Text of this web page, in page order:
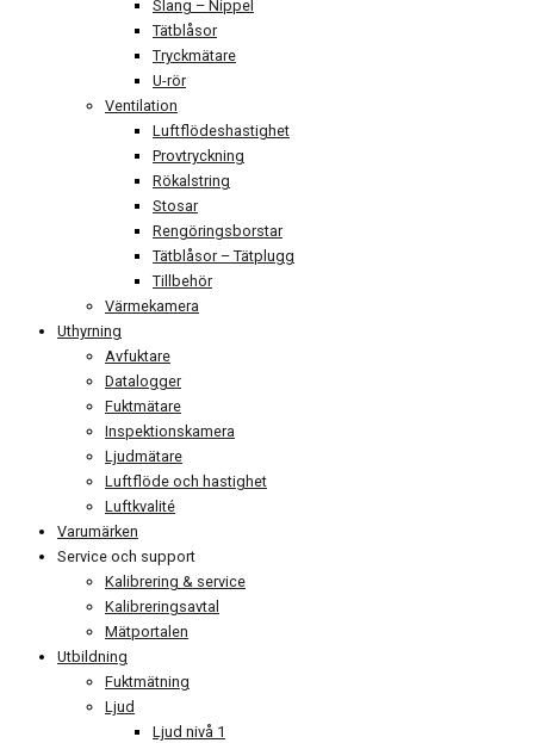
Slang – Nippel
Tätblåsor
Tryckmätare
U-rör
Ventilation
Luftflödeshastighet
Provtryckning
Rökalstring
Stosar
Rengöringsborstar
Tätblåsor – Tätplugg
Tillbehör
Värmekamera
Uthyrning
Avfuktare
Datalogger
Fuktmätare
Inspektionskamera
Ljudmätare
Luftflöde och hastighet
Luftkvalité
Varumärken
Service och support
Kalibrering & service
Kalibreringsavtal
Mätportalen
Utbildning
Fuktmätning
Ljud
Ljud nivå 1